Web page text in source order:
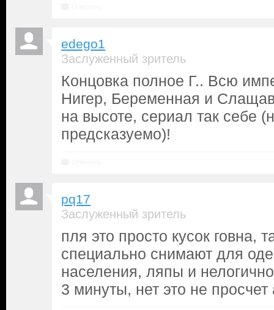
edego1
Заслуженный зритель
Концовка полное Г.. Всю
Нигер, Беременная и
на высоте, сериал так себе
предсказуемо)!
pq17
Заслуженный зритель
пля это просто кусок говна,
специально снимают для
населения, ляпы и
3 минуты, нет это не просчет